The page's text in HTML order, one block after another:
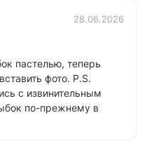
28.06.2026
пастелью, теперь
фото. P.S.
с извинительным
по-прежнему в